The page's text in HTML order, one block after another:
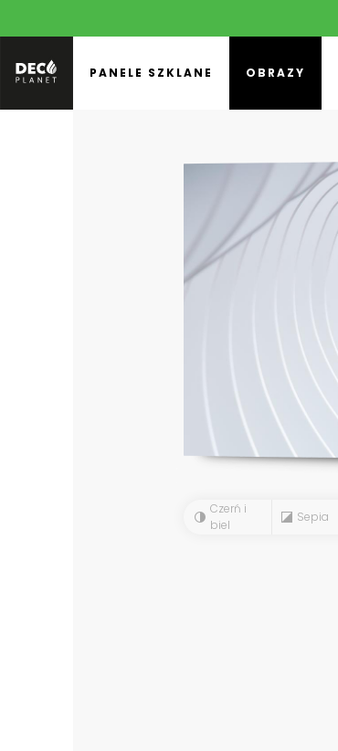
PANELE SZKLANE OBRAZY
Czerń i
biel
Sepia